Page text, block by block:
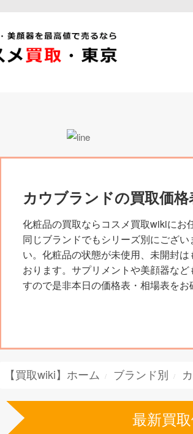
カウブランドの買取価格
化粧品の買取ならコスメ買取wikiにお
同じブランドでもシリーズ別にござ
い。化粧品の状態が未使用、未開封
おります。サプリメントや美顔器な
すので是非本日の価格表・相場表をお
【買取wiki】ホーム ブランド別
最新買